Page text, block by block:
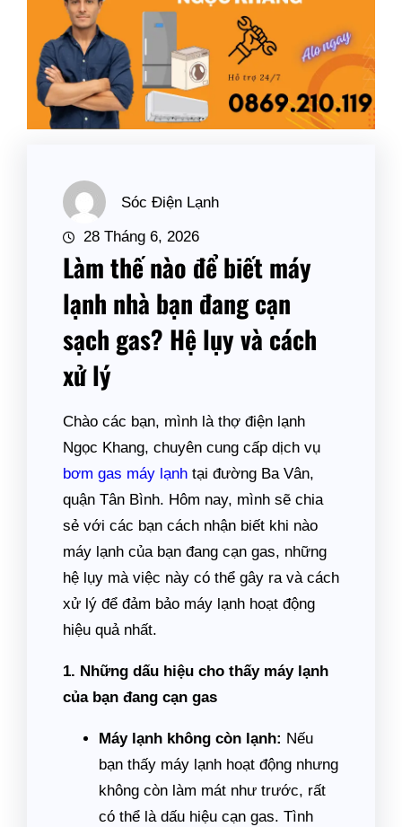
Sóc Điện Lạnh
28 Tháng 6, 2026
Làm thế nào để biết máy
lạnh nhà bạn đang cạn
sạch gas? Hệ lụy và cách
xử lý
Chào các bạn, mình là thợ điện lạnh
Ngọc Khang, chuyên cung cấp dịch vụ
bơm gas máy lạnh tại đường Ba Vân,
quận Tân Bình. Hôm nay, mình sẽ chia
sẻ với các bạn cách nhận biết khi nào
máy lạnh của bạn đang cạn gas, những
hệ lụy mà việc này có thể gây ra và cách
xử lý để đảm bảo máy lạnh hoạt động
hiệu quả nhất.
1. Những dấu hiệu cho thấy máy lạnh
của bạn đang cạn gas
Máy lạnh không còn lạnh: Nếu
bạn thấy máy lạnh hoạt động nhưng
không còn làm mát như trước, rất
có thể là dấu hiệu cạn gas. Tình